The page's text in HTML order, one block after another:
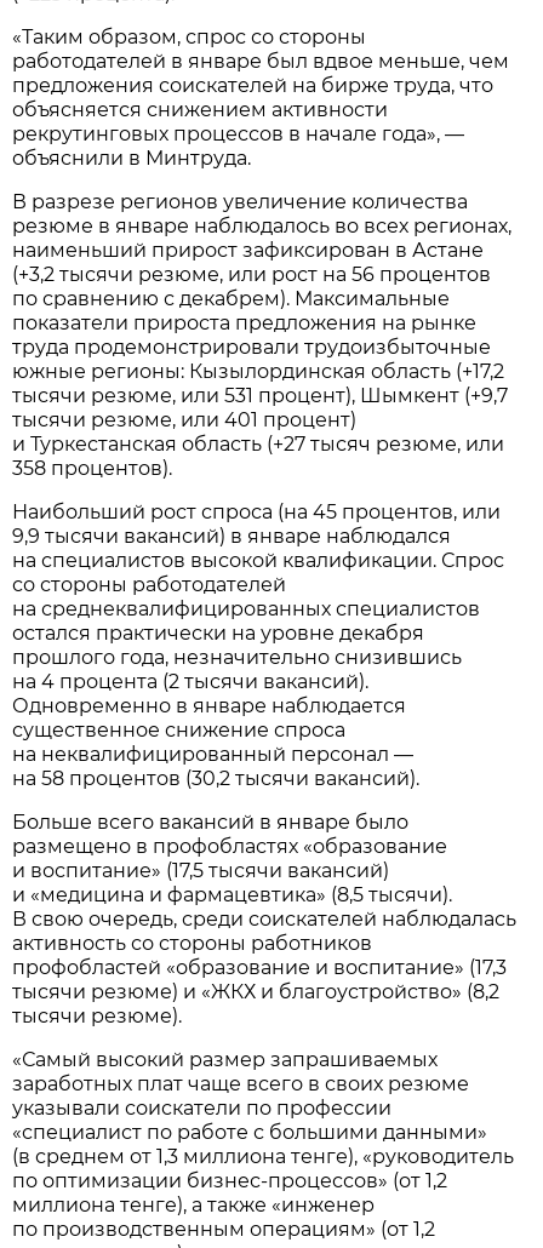
«Таким образом, спрос со стороны
работодателей в январе был вдвое меньше, чем
предложения соискателей на бирже труда, что
объясняется снижением активности
рекрутинговых процессов в начале года», —
объяснили в Минтруда.
В разрезе регионов увеличение количества
резюме в январе наблюдалось во всех регионах,
наименьший прирост зафиксирован в Астане
(+3,2 тысячи резюме, или рост на 56 процентов
по сравнению с декабрем). Максимальные
показатели прироста предложения на рынке
труда продемонстрировали трудоизбыточные
южные регионы: Кызылординская область (+17,2
тысячи резюме, или 531 процент), Шымкент (+9,7
тысячи резюме, или 401 процент)
и Туркестанская область (+27 тысяч резюме, или
358 процентов).
Наибольший рост спроса (на 45 процентов, или
9,9 тысячи вакансий) в январе наблюдался
на специалистов высокой квалификации. Спрос
со стороны работодателей
на среднеквалифицированных специалистов
остался практически на уровне декабря
прошлого года, незначительно снизившись
на 4 процента (2 тысячи вакансий).
Одновременно в январе наблюдается
существенное снижение спроса
на неквалифицированный персонал —
на 58 процентов (30,2 тысячи вакансий).
Больше всего вакансий в январе было
размещено в профобластях «образование
и воспитание» (17,5 тысячи вакансий)
и «медицина и фармацевтика» (8,5 тысячи).
В свою очередь, среди соискателей наблюдалась
активность со стороны работников
профобластей «образование и воспитание» (17,3
тысячи резюме) и «ЖКХ и благоустройство» (8,2
тысячи резюме).
«Самый высокий размер запрашиваемых
заработных плат чаще всего в своих резюме
указывали соискатели по профессии
«специалист по работе с большими данными»
(в среднем от 1,3 миллиона тенге), «руководитель
по оптимизации бизнес-процессов» (от 1,2
миллиона тенге), а также «инженер
по производственным операциям» (от 1,2